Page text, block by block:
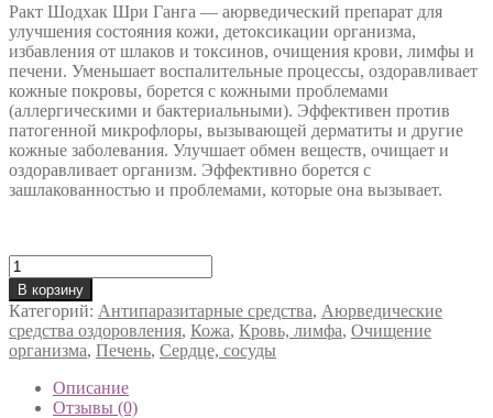
Ракт Шодхак Шри Ганга — аюрведический препарат для
улучшения состояния кожи, детоксикации организма,
избавления от шлаков и токсинов, очищения крови, лимфы и
печени. Уменьшает воспалительные процессы, оздоравливает
кожные покровы, борется с кожными проблемами
(аллергическими и бактериальными). Эффективен против
патогенной микрофлоры, вызывающей дерматиты и другие
кожные заболевания. Улучшает обмен веществ, очищает и
оздоравливает организм. Эффективно борется с
зашлакованностью и проблемами, которые она вызывает.
Количество
товара
Ракт
Шодхак
Шри
Ганга
(Rakt
Sodhak
В корзину
Категорий: Антипаразитарные средства, Аюрведические
средства оздоровления, Кожа, Кровь, лимфа, Очищение
организма, Печень, Сердце, сосуды
Описание
Отзывы (0)